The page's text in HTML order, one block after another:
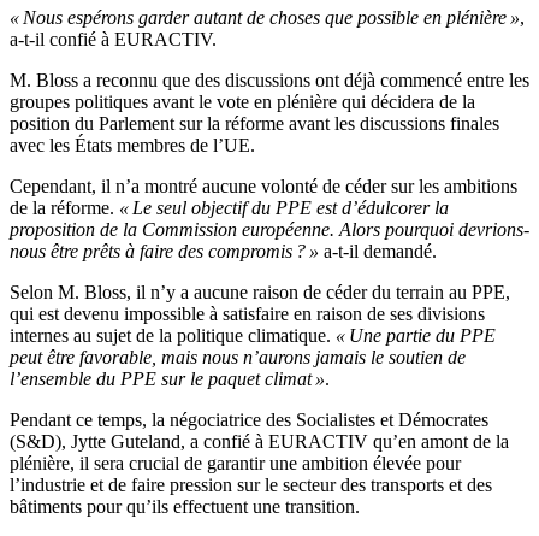
« Nous espérons garder autant de choses que possible en plénière »,
a-t-il confié à EURACTIV.
M. Bloss a reconnu que des discussions ont déjà commencé entre les
groupes politiques avant le vote en plénière qui décidera de la
position du Parlement sur la réforme avant les discussions finales
avec les États membres de l’UE.
Cependant, il n’a montré aucune volonté de céder sur les ambitions
de la réforme. « Le seul objectif du PPE est d’édulcorer la
proposition de la Commission européenne. Alors pourquoi devrions-
nous être prêts à faire des compromis ? » a-t-il demandé.
Selon M. Bloss, il n’y a aucune raison de céder du terrain au PPE,
qui est devenu impossible à satisfaire en raison de ses divisions
internes au sujet de la politique climatique. « Une partie du PPE
peut être favorable, mais nous n’aurons jamais le soutien de
l’ensemble du PPE sur le paquet climat ».
Pendant ce temps, la négociatrice des Socialistes et Démocrates
(S&D), Jytte Guteland, a confié à EURACTIV qu’en amont de la
plénière, il sera crucial de garantir une ambition élevée pour
l’industrie et de faire pression sur le secteur des transports et des
bâtiments pour qu’ils effectuent une transition.